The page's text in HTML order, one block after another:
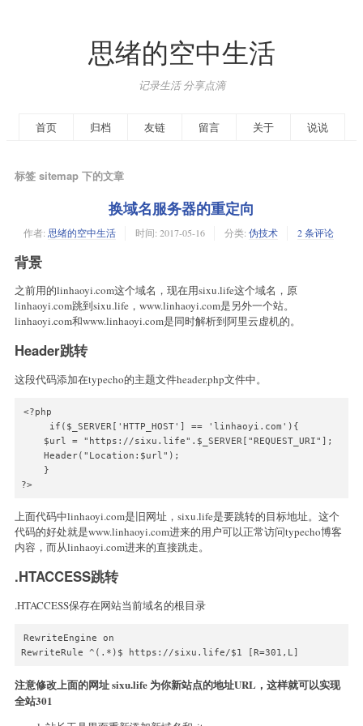
思绪的空中生活
记录生活 分享点滴
首页 归档 友链 留言 关于 说说
标签 sitemap 下的文章
换域名服务器的重定向
作者: 思绪的空中生活 时间: 2017-05-16 分类: 伪技术 2 条评论
背景
之前用的linhaoyi.com这个域名，现在用sixu.life这个域名，原
linhaoyi.com跳到sixu.life，www.linhaoyi.com是另外一个站。
linhaoyi.com和www.linhaoyi.com是同时解析到阿里云虚机的。
Header跳转
这段代码添加在typecho的主题文件header.php文件中。
<?php
     if($_SERVER['HTTP_HOST'] == 'linhaoyi.com'){
    $url = "https://sixu.life".$_SERVER["REQUEST_URI"];
    Header("Location:$url");
    }
?>
上面代码中linhaoyi.com是旧网址，sixu.life是要跳转的目标地址。这个
代码的好处就是www.linhaoyi.com进来的用户可以正常访问typecho博客
内容，而从linhaoyi.com进来的直接跳走。
.HTACCESS跳转
.HTACCESS保存在网站当前域名的根目录
RewriteEngine on
RewriteRule ^(.*)$ https://sixu.life/$1 [R=301,L]
注意修改上面的网址 sixu.life 为你新站点的地址URL，这样就可以实现
全站301